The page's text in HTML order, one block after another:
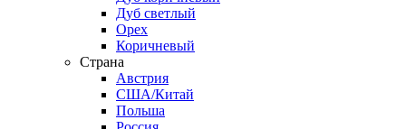
Дуб светлый
Орех
Коричневый
Страна
Австрия
США/Китай
Польша